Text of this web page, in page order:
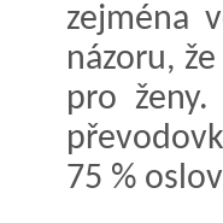
zejména
názoru,
pro
75 %